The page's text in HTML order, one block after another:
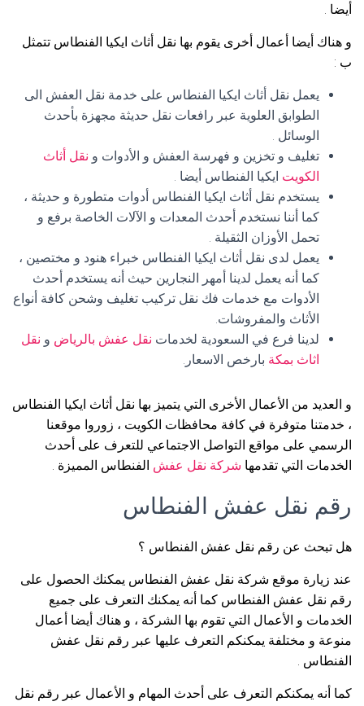
أيضا .
و هناك أيضا أعمال أخرى يقوم بها نقل أثاث ايكيا الفنطاس تتمثل
ب :
يعمل نقل أثاث ايكيا الفنطاس على خدمة نقل العفش الى
الطوابق العلوية عبر رافعات نقل حديثة مجهزة بأحدث
الوسائل .
تغليف و تخزين و فهرسة العفش و الأدوات و نقل أثاث
الكويت ايكيا الفنطاس أيضا .
يستخدم نقل أثاث ايكيا الفنطاس أدوات متطورة و حديثة ،
كما أننا نستخدم أحدث المعدات و الآلات الخاصة برفع و
تحمل الأوزان الثقيلة .
يعمل لدى نقل أثاث ايكيا الفنطاس خبراء هنود و مختصين ،
كما أنه يعمل لدينا أمهر النجارين حيث أنه يستخدم أحدث
الأدوات مع خدمات فك نقل تركيب تغليف وشحن كافة أنواع
الأثاث والمفروشات.
لدينا فرع في السعودية لخدمات نقل عفش بالرياض و نقل
اثاث بمكة بارخص الاسعار.
و العديد من الأعمال الأخرى التي يتميز بها نقل أثاث ايكيا الفنطاس
، خدمتنا متوفرة في كافة محافظات الكويت ، زوروا موقعنا
الرسمي على مواقع التواصل الاجتماعي للتعرف على أحدث
الخدمات التي تقدمها شركة نقل عفش الفنطاس المميزة .
رقم نقل عفش الفنطاس
هل تبحث عن رقم نقل عفش الفنطاس ؟
عند زيارة موقع شركة نقل عفش الفنطاس يمكنك الحصول على
رقم نقل عفش الفنطاس كما أنه يمكنك التعرف على جميع
الخدمات و الأعمال التي تقوم بها الشركة ، و هناك أيضا أعمال
منوعة و مختلفة يمكنكم التعرف عليها عبر رقم نقل عفش
الفنطاس .
كما أنه يمكنكم التعرف على أحدث المهام و الأعمال عبر رقم نقل